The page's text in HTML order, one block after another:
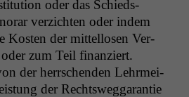
oder das Schieds­
verzicht­en oder indem
Kosten der mit­tel­losen Ver­
zum Teil finanziert.
der herrschen­den Lehrmei­
der Rechtsweg­garantie